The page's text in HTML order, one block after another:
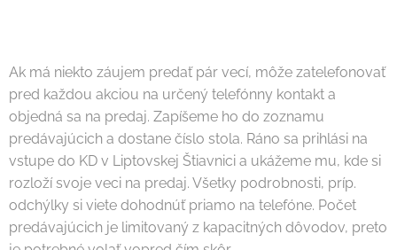
Ak má niekto záujem predať pár vecí, môže zatelefonovať
pred každou akciou na určený telefónny kontakt a
objedná sa na predaj. Zapíšeme ho do zoznamu
predávajúcich a dostane číslo stola. Ráno sa prihlási na
vstupe do KD v Liptovskej Štiavnici a ukážeme mu, kde si
rozloží svoje veci na predaj. Všetky podrobnosti, príp.
odchýlky si viete dohodnúť priamo na telefóne. Počet
predávajúcich je limitovaný z kapacitných dôvodov, preto